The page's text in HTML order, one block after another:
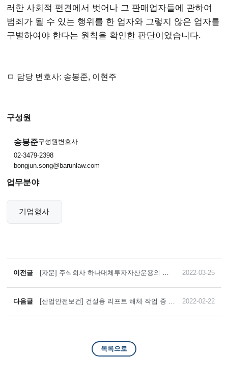
러한 사회적 편견에서 벗어나 그 판매업자들에 관하여
범죄가 될 수 있는 행위를 한 업자와 그렇지 않은 업자를
구별하여야 한다는 원칙을 확인한 판단이었습니다.
ㅁ 담당 변호사: 송봉준, 이현주
구성원
송봉준구성원변호사
02-3479-2398
bongjun.song@barunlaw.com
업무분야
기업형사
이전글
[자문] 주식회사 하나대체투자자산운용의 뉴
2022-03-25
다음글
[산업안전보건] 건설용 리프트 해체 작업 중 근
에서, 산업안전보건법위반죄 및 업무상과실치
2022-02-22
목록으로